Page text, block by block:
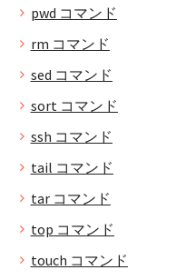
pwd コマンド
rm コマンド
sed コマンド
sort コマンド
ssh コマンド
tail コマンド
tar コマンド
top コマンド
touch コマンド